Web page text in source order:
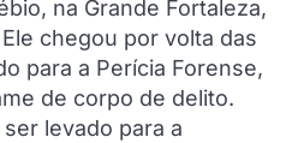
na Grande Fortaleza,
chegou por volta das
para a Perícia Forense,
de corpo de delito.
levado para a